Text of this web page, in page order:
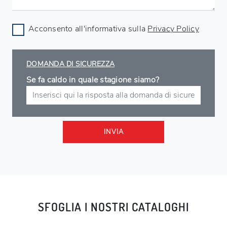
Acconsento all'informativa sulla Privacy Policy
DOMANDA DI SICUREZZA
Se fa caldo in quale stagione siamo?
INVIA
SFOGLIA I NOSTRI CATALOGHI